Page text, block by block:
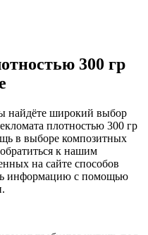
300 гр
найдёте широкий выбор
плотностью 300 гр
в выборе композитных
к нашим
на сайте способов
информацию с помощью